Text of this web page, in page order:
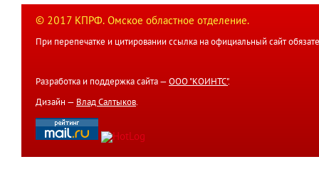
© 2017 КПРФ. Омское областное отделение.
При перепечатке и цитировании ссылка на официальный сайт
Разработка и поддержка сайта — ООО "КОИНТС".
Дизайн — Влад Салтыков.